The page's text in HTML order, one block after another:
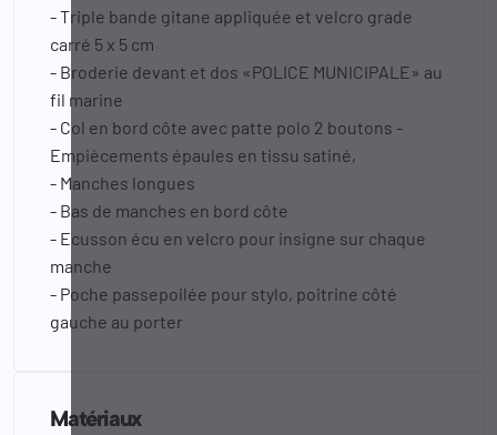
- Triple bande gitane appliquée et velcro grade
carré 5 x 5 cm
- Broderie devant et dos «POLICE MUNICIPALE» au
fil marine
- Col en bord côte avec patte polo 2 boutons -
Empiècements épaules en tissu satiné,
- Manches longues
- Bas de manches en bord côte
- Ecusson écu en velcro pour insigne sur chaque
manche
- Poche passepoilée pour stylo, poitrine côté
gauche au porter
Matériaux